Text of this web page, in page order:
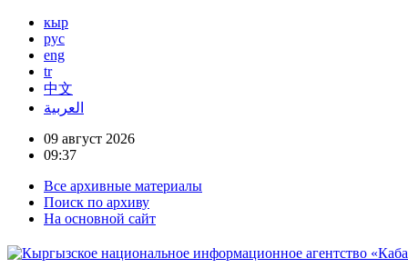
кыр
рус
eng
tr
中文
العربية
09 август 2026
09:37
Все архивные материалы
Поиск по архиву
На основной сайт